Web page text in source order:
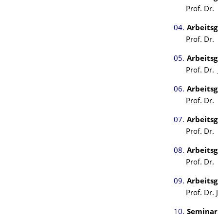
Prof. Dr.
Prof.
Prof.
Prof. Dr.
Prof. Dr.
Prof. Dr.
Prof. Dr.